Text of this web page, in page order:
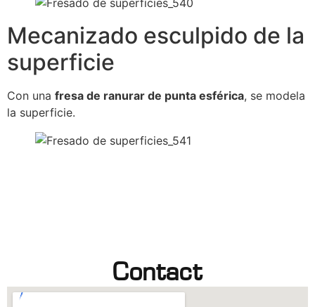
Mecanizado esculpido de la
superficie
Con una fresa de ranurar de punta esférica, se modela
la superficie.
Contact